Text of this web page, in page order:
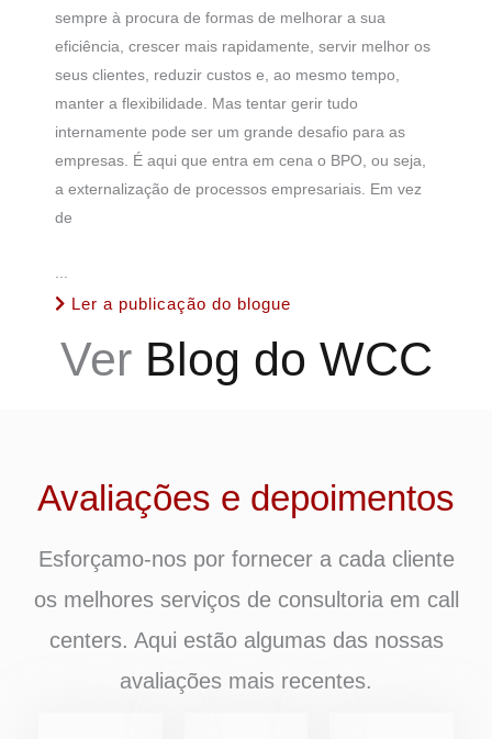
sempre à procura de formas de melhorar a sua
eficiência, crescer mais rapidamente, servir melhor os
seus clientes, reduzir custos e, ao mesmo tempo,
manter a flexibilidade. Mas tentar gerir tudo
internamente pode ser um grande desafio para as
empresas. É aqui que entra em cena o BPO, ou seja,
a externalização de processos empresariais. Em vez
de
...
Ler a publicação do blogue
Ver Blog do WCC
Avaliações e depoimentos
Esforçamo-nos por fornecer a cada cliente
os melhores serviços de consultoria em call
centers. Aqui estão algumas das nossas
avaliações mais recentes.